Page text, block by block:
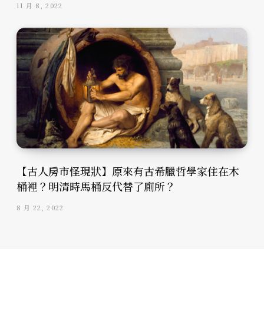
11 月 8, 2022
【古人房市怪現狀】原來有古希臘哲學家住在木
桶裡？明清時馬桶反代替了廁所？
8 月 22, 2022